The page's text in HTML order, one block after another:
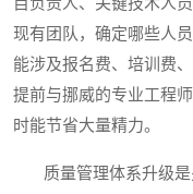
现有团队，确定哪些人
能涉及报名费、培训费
提前与挪威的专业工程
时能节省大量精力。
质量管理体系升级是